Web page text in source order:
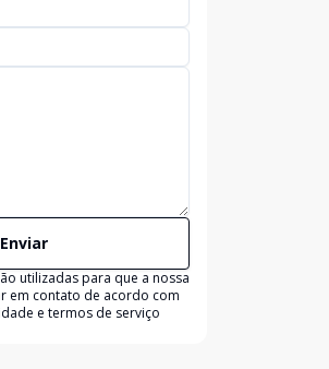
Enviar
utilizadas para que a nossa
em contato de acordo com
e termos de serviço